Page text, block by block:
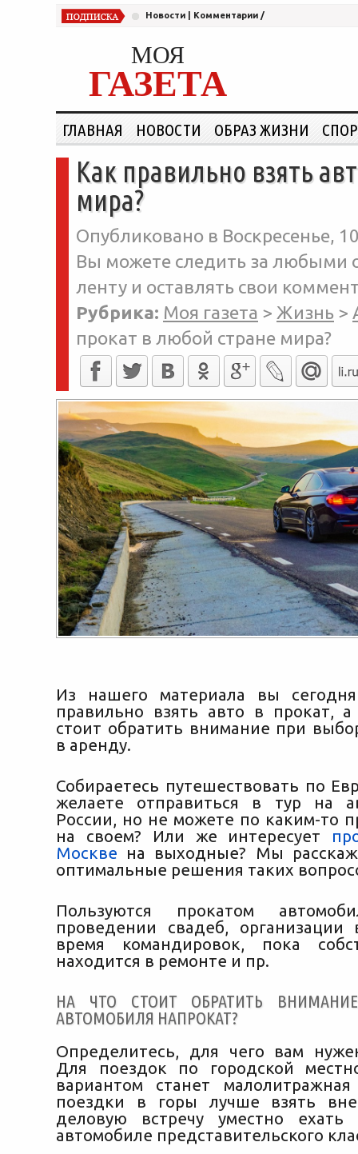
Новости Комментарии /
МОЯ
ГАЗЕТА
ГЛАВНАЯ НОВОСТИ ОБРАЗ ЖИЗНИ
Как правильно взять
мира?
Опубликовано в Воскресенье,
Вы можете следить за любыми
ленту и оставлять свои
Рубрика: Моя газета > Жизнь >
прокат в любой стране мира?
Из нашего материала вы
правильно взять авто в прокат,
стоит обратить внимание при
в аренду.
Собираетесь путешествовать по
желаете отправиться в тур на
России, но не можете по каким-то
на своем? Или же интересует
Москве на выходные? Мы
оптимальные решения таких
Пользуются прокатом
проведении свадеб, организации
время командировок, пока
находится в ремонте и пр.
НА ЧТО СТОИТ ОБРАТИТЬ
АВТОМОБИЛЯ НАПРОКАТ?
Определитесь, для чего вам
Для поездок по городской
вариантом станет
поездки в горы лучше взять
деловую встречу уместно
автомобиле представительского